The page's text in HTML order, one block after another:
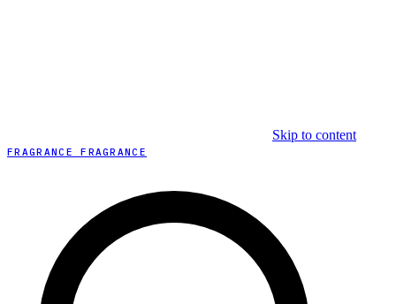
Skip to content
FRAGRANCE FRAGRANCE